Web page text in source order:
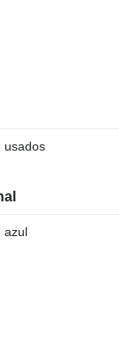
usados
azul